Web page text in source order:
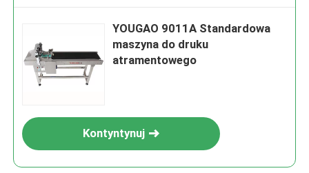
YOUGAO 9011A Standardowa
maszyna do druku
atramentowego
Kontyntynuj